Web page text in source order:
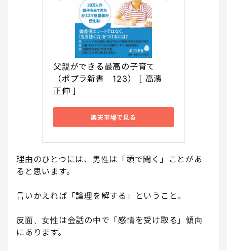
父親ができる最高の子育て
（ポプラ新書　123） [ 高濱
正伸 ]
楽天市場で見る
理由のひとつには、男性は「頭で聞く」ことがあ
ると思います。
言いかえれば「論理を解する」ということ。
反面、女性は会話の中で「感情を受け取る」傾向
にあります。